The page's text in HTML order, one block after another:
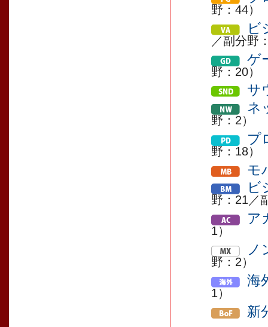
野：44）
ビ
／副分野
ゲ
野：20）
サ
ネ
野：2）
プ
野：18）
モ
ビ
野：21／
ア
1）
ノ
野：2）
海
1）
新